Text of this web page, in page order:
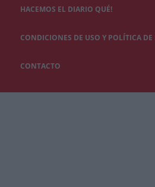
HACEMOS EL DIARIO QUÉ!
CONDICIONES DE USO Y POLÍTICA
CONTACTO